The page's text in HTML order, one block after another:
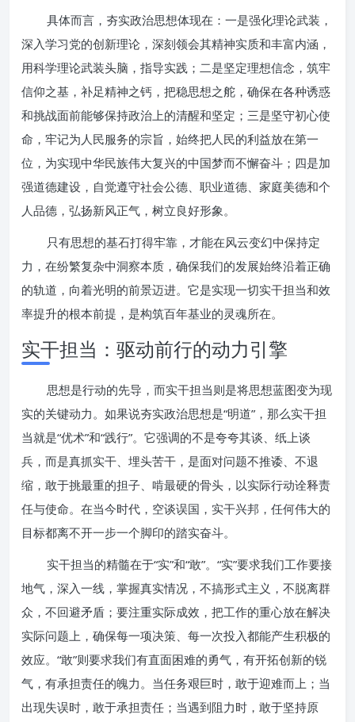
具体而言，夯实政治思想体现在：一是强化理论武装，
深入学习党的创新理论，深刻领会其精神实质和丰富内涵，
用科学理论武装头脑，指导实践；二是坚定理想信念，筑牢
信仰之基，补足精神之钙，把稳思想之舵，确保在各种诱惑
和挑战面前能够保持政治上的清醒和坚定；三是坚守初心使
命，牢记为人民服务的宗旨，始终把人民的利益放在第一
位，为实现中华民族伟大复兴的中国梦而不懈奋斗；四是加
强道德建设，自觉遵守社会公德、职业道德、家庭美德和个
人品德，弘扬新风正气，树立良好形象。
只有思想的基石打得牢靠，才能在风云变幻中保持定
力，在纷繁复杂中洞察本质，确保我们的发展始终沿着正确
的轨道，向着光明的前景迈进。它是实现一切实干担当和效
率提升的根本前提，是构筑百年基业的灵魂所在。
实干担当：驱动前行的动力引擎
思想是行动的先导，而实干担当则是将思想蓝图变为现
实的关键动力。如果说夯实政治思想是“明道”，那么实干担
当就是“优术”和“践行”。它强调的不是夸夸其谈、纸上谈
兵，而是真抓实干、埋头苦干，是面对问题不推诿、不退
缩，敢于挑最重的担子、啃最硬的骨头，以实际行动诠释责
任与使命。在当今时代，空谈误国，实干兴邦，任何伟大的
目标都离不开一步一个脚印的踏实奋斗。
实干担当的精髓在于“实”和“敢”。“实”要求我们工作要接
地气，深入一线，掌握真实情况，不搞形式主义，不脱离群
众，不回避矛盾；要注重实际成效，把工作的重心放在解决
实际问题上，确保每一项决策、每一次投入都能产生积极的
效应。“敢”则要求我们有直面困难的勇气，有开拓创新的锐
气，有承担责任的魄力。当任务艰巨时，敢于迎难而上；当
出现失误时，敢于承担责任；当遇到阻力时，敢于坚持原